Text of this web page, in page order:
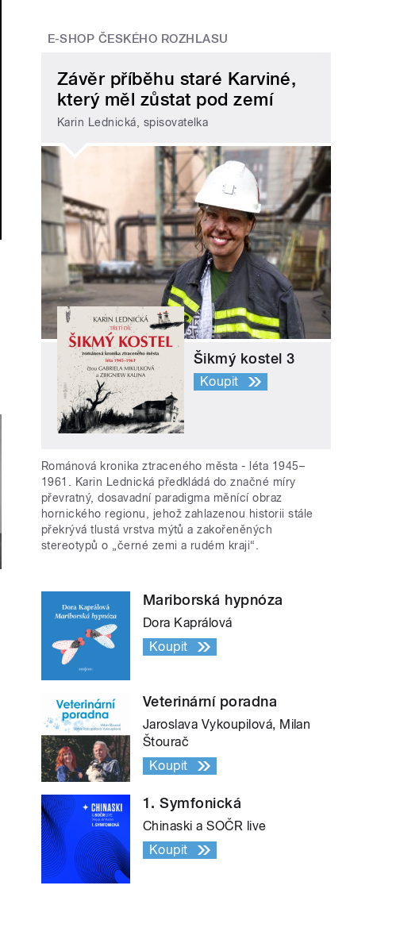
E-SHOP ČESKÉHO ROZHLASU
Závěr příběhu staré Karviné,
který měl zůstat pod zemí
Karin Lednická, spisovatelka
Šikmý kostel 3
Koupit
Románová kronika ztraceného města - léta 1945–
1961. Karin Lednická předkládá do značné míry
převratný, dosavadní paradigma měnící obraz
hornického regionu, jehož zahlazenou historii stále
překrývá tlustá vrstva mýtů a zakořeněných
stereotypů o „černé zemi a rudém kraji“.
Mariborská hypnóza
Dora Kaprálová
Koupit
Veterinární poradna
Jaroslava Vykoupilová, Milan
Štourač
Koupit
1. Symfonická
Chinaski a SOČR live
Koupit